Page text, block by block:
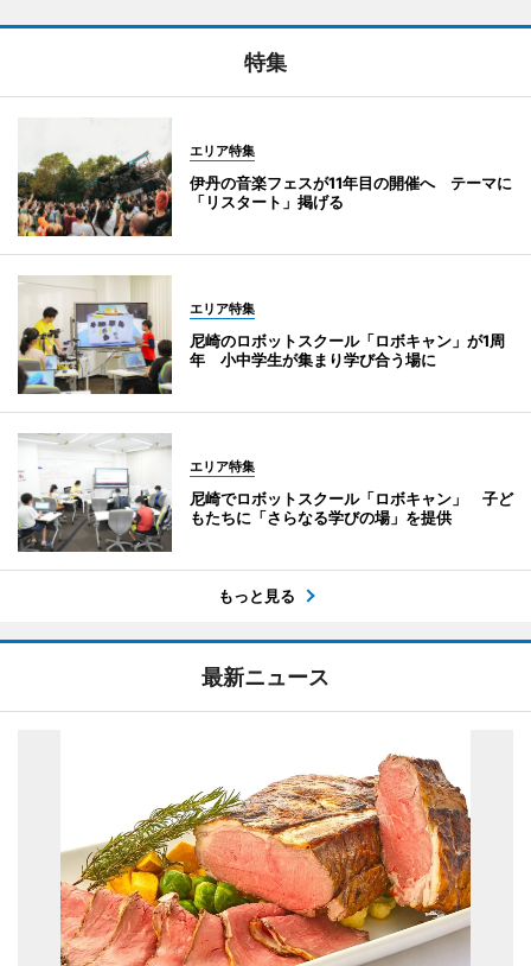
特集
エリア特集
伊丹の音楽フェスが11年目の開催へ テーマに
「リスタート」掲げる
エリア特集
尼崎のロボットスクール「ロボキャン」が1周
年 小中学生が集まり学び合う場に
エリア特集
尼崎でロボットスクール「ロボキャン」 子ど
もたちに「さらなる学びの場」を提供
もっと見る
最新ニュース